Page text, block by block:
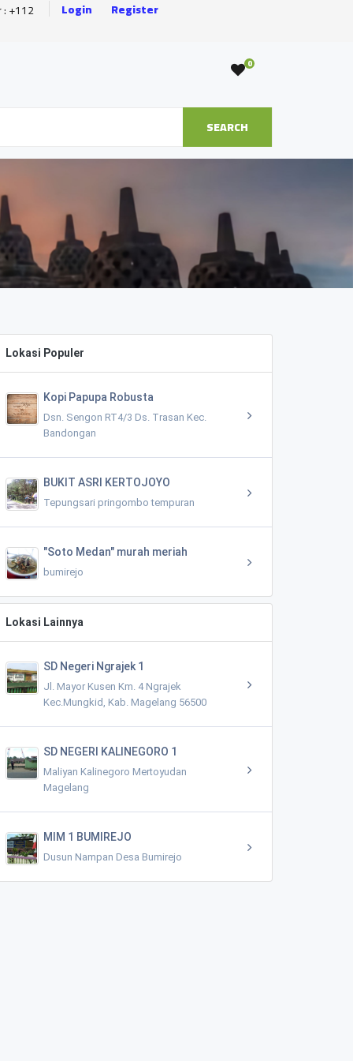
: +112 Login Register
0
SEARCH
Lokasi Populer
Kopi Papupa Robusta
Dsn. Sengon RT4/3 Ds. Trasan Kec.
Bandongan
BUKIT ASRI KERTOJOYO
Tepungsari pringombo tempuran
"Soto Medan" murah meriah
bumirejo
Lokasi Lainnya
SD Negeri Ngrajek 1
Jl. Mayor Kusen Km. 4 Ngrajek
Kec.Mungkid, Kab. Magelang 56500
SD NEGERI KALINEGORO 1
Maliyan Kalinegoro Mertoyudan
Magelang
MIM 1 BUMIREJO
Dusun Nampan Desa Bumirejo